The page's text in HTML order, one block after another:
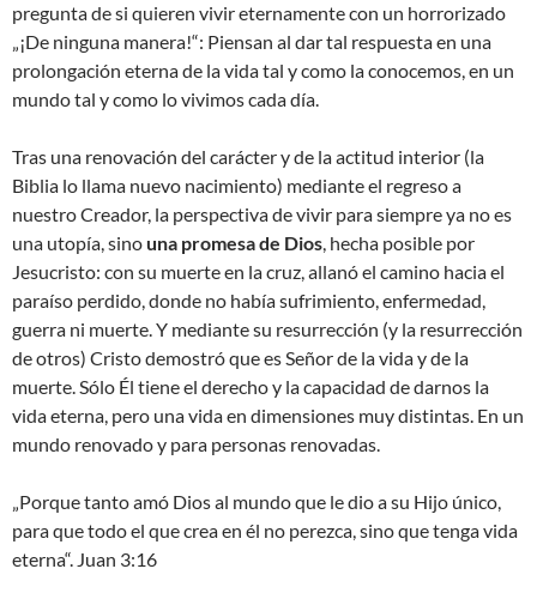
pregunta de si quieren vivir eternamente con un horrorizado
„¡De ninguna manera!“: Piensan al dar tal respuesta en una
prolongación eterna de la vida tal y como la conocemos, en un
mundo tal y como lo vivimos cada día.
Tras una renovación del carácter y de la actitud interior (la
Biblia lo llama nuevo nacimiento) mediante el regreso a
nuestro Creador, la perspectiva de vivir para siempre ya no es
una utopía, sinouna promesa de Dios, hecha posible por
Jesucristo: con su muerte en la cruz, allanó el camino hacia el
paraíso perdido, donde no había sufrimiento, enfermedad,
guerra ni muerte. Y mediante su resurrección (y la resurrección
de otros) Cristo demostró que es Señor de la vida y de la
muerte. Sólo Él tiene el derecho y la capacidad de darnos la
vida eterna, pero una vida en dimensiones muy distintas. En un
mundo renovado y para personas renovadas.
„Porque tanto amó Dios al mundo que le dio a su Hijo único,
para que todo el que crea en él no perezca, sino que tenga vida
eterna“. Juan 3:16